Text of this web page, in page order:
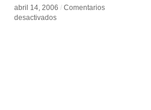
abril 14, 2006 / Comentarios
desactivadosen
abril 14, 2006 / Comentarios
desactivadosen